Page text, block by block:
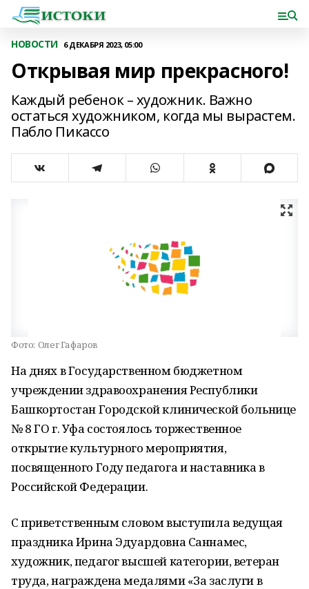
НОВОСТИ 6 ДЕКАБРЯ 2023, 05:00
Открывая мир прекрасного!
Каждый ребенок – художник. Важно
остаться художником, когда мы вырастем.
Пабло Пикассо
Фото: Олег Гафаров
На днях в Государственном бюджетном
учреждении здравоохранения Республики
Башкортостан Городской клинической больнице
№ 8 ГО г. Уфа состоялось торжественное
открытие культурного мероприятия,
посвященного Году педагога и наставника в
Российской Федерации.
С приветственным словом выступила ведущая
праздника Ирина Эдуардовна Саннамес,
художник, педагог высшей категории, ветеран
труда, награждена медалями «За заслуги в